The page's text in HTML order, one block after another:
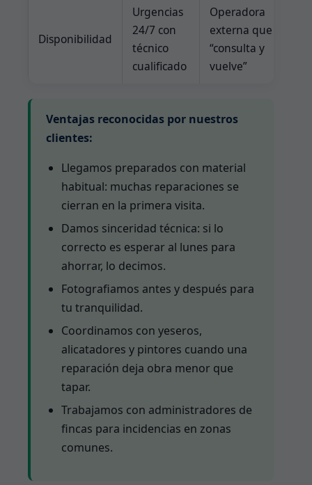
Disponibilidad
Urgencias
24/7 con
técnico
cualificado
Operadora
externa que
“consulta y
vuelve”
Ventajas reconocidas por nuestros
clientes:
Llegamos preparados con material
habitual: muchas reparaciones se
cierran en la primera visita.
Damos sinceridad técnica: si lo
correcto es esperar al lunes para
ahorrar, lo decimos.
Fotografiamos antes y después para
tu tranquilidad.
Coordinamos con yeseros,
alicatadores y pintores cuando una
reparación deja obra menor que
tapar.
Trabajamos con administradores de
fincas para incidencias en zonas
comunes.